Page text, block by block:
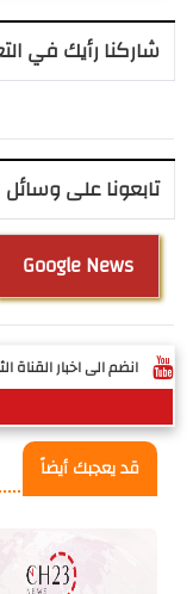
شاركنا رأيك في
تابعونا على
Google News
انضم الى اخبار القناة
قد يعجبك أيضاً